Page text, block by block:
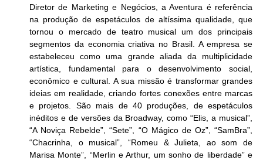
Diretor de Marketing e Negócios, a Aventura é referência
na produção de espetáculos de altíssima qualidade, que
tornou o mercado de teatro musical um dos principais
segmentos da economia criativa no Brasil. A empresa se
estabeleceu como uma grande aliada da multiplicidade
artística, fundamental para o desenvolvimento social,
econômico e cultural. A sua missão é transformar grandes
ideias em realidade, criando fortes conexões entre marcas
e projetos. São mais de 40 produções, de espetáculos
inéditos e de versões da Broadway, como “Elis, a musical”,
“A Noviça Rebelde”, “Sete”, “O Mágico de Oz”, “SamBra”,
“Chacrinha, o musical”, “Romeu & Julieta, ao som de
Marisa Monte”, “Merlin e Arthur, um sonho de liberdade” e